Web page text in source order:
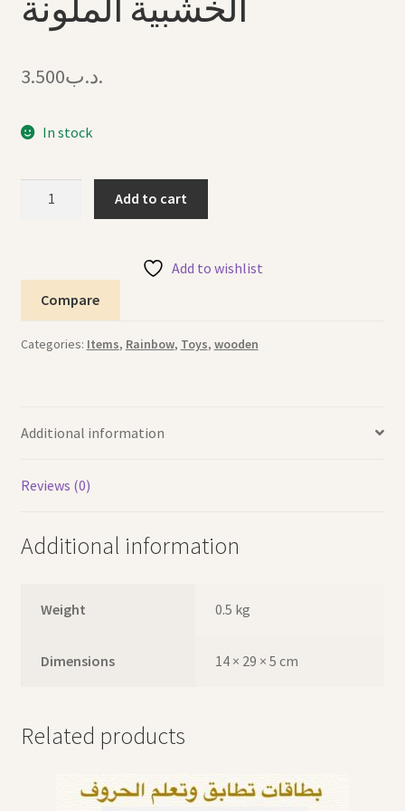
.د.ب3.500
In stock
الخشبية
الملونة
quantity
Add to cart
Add to wishlist
Compare
Categories: Items, Rainbow, Toys, wooden
Additional information
Reviews (0)
Additional information
Weight 0.5 kg
Dimensions 14 × 29 × 5 cm
Related products